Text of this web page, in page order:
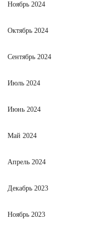
Ноябрь 2024
Октябрь 2024
Сентябрь 2024
Июль 2024
Июнь 2024
Май 2024
Апрель 2024
Декабрь 2023
Ноябрь 2023